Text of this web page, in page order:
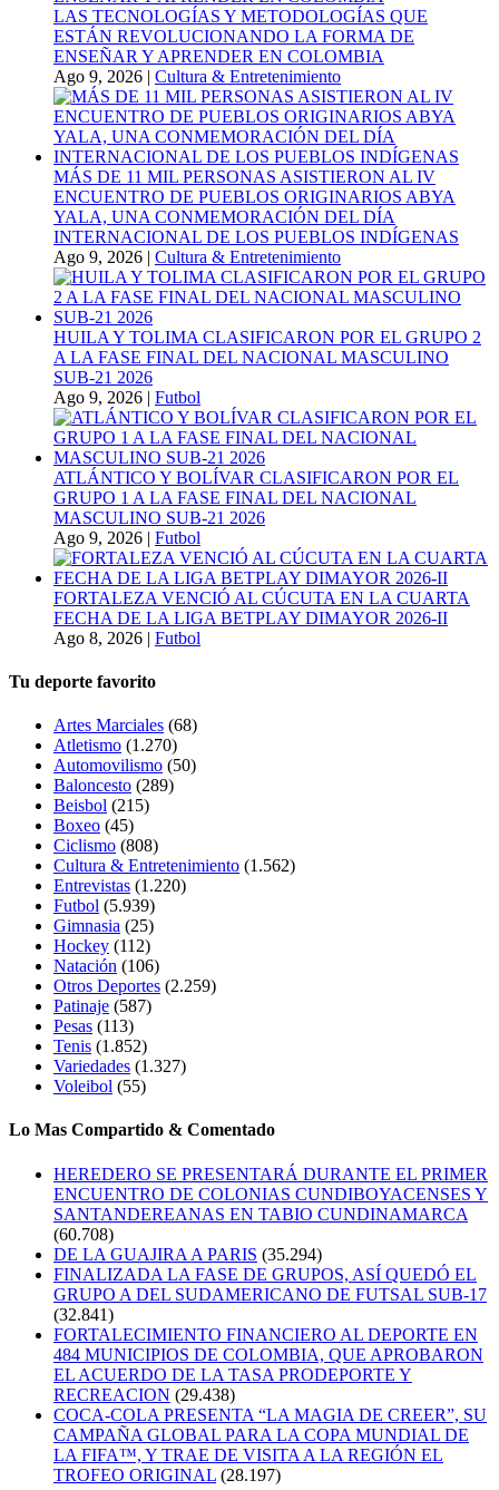
LAS TECNOLOGÍAS Y METODOLOGÍAS QUE
ESTÁN REVOLUCIONANDO LA FORMA DE
ENSEÑAR Y APRENDER EN COLOMBIA
Ago 9, 2026 | Cultura & Entretenimiento
MÁS DE 11 MIL PERSONAS ASISTIERON AL IV
ENCUENTRO DE PUEBLOS ORIGINARIOS ABYA
YALA, UNA CONMEMORACIÓN DEL DÍA
INTERNACIONAL DE LOS PUEBLOS INDÍGENAS
Ago 9, 2026 | Cultura & Entretenimiento
HUILA Y TOLIMA CLASIFICARON POR EL GRUPO 2
A LA FASE FINAL DEL NACIONAL MASCULINO
SUB-21 2026
Ago 9, 2026 | Futbol
ATLÁNTICO Y BOLÍVAR CLASIFICARON POR EL
GRUPO 1 A LA FASE FINAL DEL NACIONAL
MASCULINO SUB-21 2026
Ago 9, 2026 | Futbol
FORTALEZA VENCIÓ AL CÚCUTA EN LA CUARTA
FECHA DE LA LIGA BETPLAY DIMAYOR 2026-II
Ago 8, 2026 | Futbol
Tu deporte favorito
Artes Marciales (68)
Atletismo (1.270)
Automovilismo (50)
Baloncesto (289)
Beisbol (215)
Boxeo (45)
Ciclismo (808)
Cultura & Entretenimiento (1.562)
Entrevistas (1.220)
Futbol (5.939)
Gimnasia (25)
Hockey (112)
Natación (106)
Otros Deportes (2.259)
Patinaje (587)
Pesas (113)
Tenis (1.852)
Variedades (1.327)
Voleibol (55)
Lo Mas Compartido & Comentado
HEREDERO SE PRESENTARÁ DURANTE EL PRIMER
ENCUENTRO DE COLONIAS CUNDIBOYACENSES Y
SANTANDEREANAS EN TABIO CUNDINAMARCA
(60.708)
DE LA GUAJIRA A PARIS (35.294)
FINALIZADA LA FASE DE GRUPOS, ASÍ QUEDÓ EL
GRUPO A DEL SUDAMERICANO DE FUTSAL SUB-17
(32.841)
FORTALECIMIENTO FINANCIERO AL DEPORTE EN
484 MUNICIPIOS DE COLOMBIA, QUE APROBARON
EL ACUERDO DE LA TASA PRODEPORTE Y
RECREACION (29.438)
COCA-COLA PRESENTA “LA MAGIA DE CREER”, SU
CAMPAÑA GLOBAL PARA LA COPA MUNDIAL DE
LA FIFA™, Y TRAE DE VISITA A LA REGIÓN EL
TROFEO ORIGINAL (28.197)